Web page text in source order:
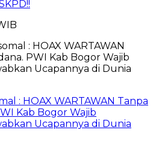
: HOAX WARTAWAN Tanpa
Kab Bogor Wajib
Ucapannya di Dunia